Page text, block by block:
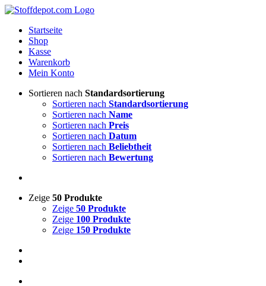
Skip
contentStartseite
Shop
Kasse
Warenkorb
Mein Konto
Sortieren nach Standardsortierung
Sortieren nach Standardsortierung
Sortieren nach Name
Sortieren nach Preis
Sortieren nach Datum
Sortieren nach Beliebtheit
Sortieren nach Bewertung
Zeige 50 Produkte
Zeige 50 Produkte
Zeige 100 Produkte
Zeige 150 Produkte